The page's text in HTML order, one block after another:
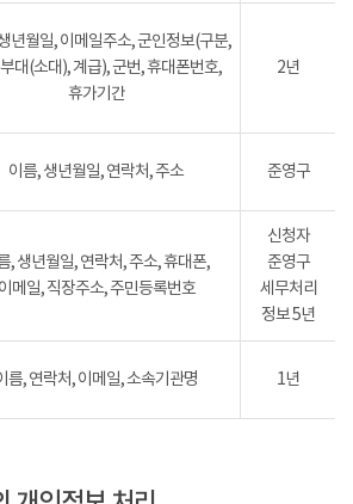
년월일, 이메일주소, 군인정보(구분,
대(소대), 계급), 군번, 휴대폰번호,
휴가기간
2년
이름, 생년월일, 연락처, 주소 준영구
, 생년월일, 연락처, 주소, 휴대폰,
이메일, 직장주소, 주민등록번호
신청자
준영구
세무처리
정보 5년
름, 연락처, 이메일, 소속기관명 1년